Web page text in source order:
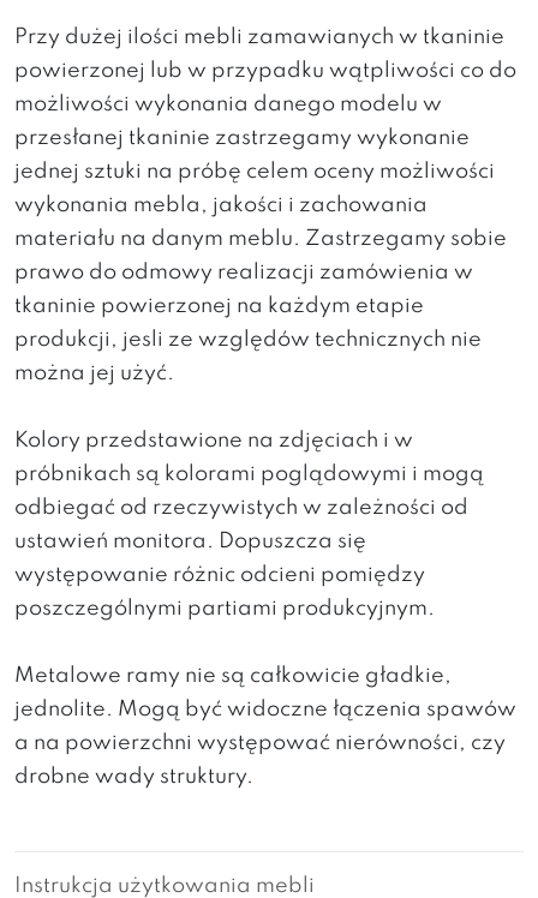
Przy dużej ilości mebli zamawianych w tkaninie
powierzonej lub w przypadku wątpliwości co do
możliwości wykonania danego modelu w
przesłanej tkaninie zastrzegamy wykonanie
jednej sztuki na próbę celem oceny możliwości
wykonania mebla, jakości i zachowania
materiału na danym meblu. Zastrzegamy sobie
prawo do odmowy realizacji zamówienia w
tkaninie powierzonej na każdym etapie
produkcji, jesli ze względów technicznych nie
można jej użyć.
Kolory przedstawione na zdjęciach i w
próbnikach są kolorami poglądowymi i mogą
odbiegać od rzeczywistych w zależności od
ustawień monitora. Dopuszcza się
występowanie różnic odcieni pomiędzy
poszczególnymi partiami produkcyjnym.
Metalowe ramy nie są całkowicie gładkie,
jednolite. Mogą być widoczne łączenia spawów
a na powierzchni występować nierówności, czy
drobne wady struktury.
Instrukcja użytkowania mebli